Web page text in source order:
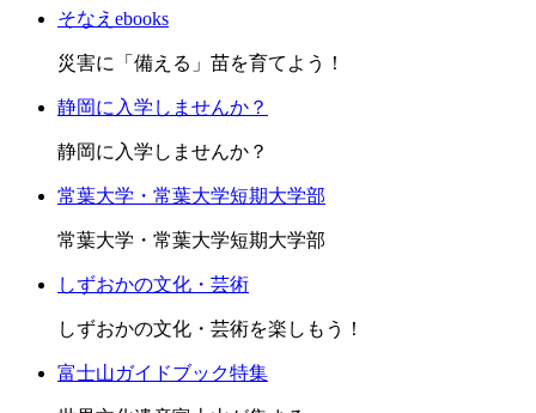
そなえebooks
災害に「備える」苗を育てよう！
静岡に入学しませんか？
静岡に入学しませんか？
常葉大学・常葉大学短期大学部
常葉大学・常葉大学短期大学部
しずおかの文化・芸術
しずおかの文化・芸術を楽しもう！
富士山ガイドブック特集